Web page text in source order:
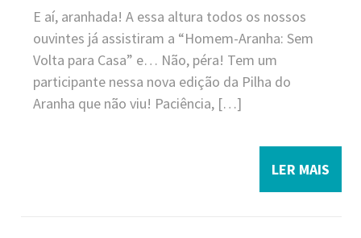
E aí, aranhada! A essa altura todos os nossos
ouvintes já assistiram a “Homem-Aranha: Sem
Volta para Casa” e… Não, péra! Tem um
participante nessa nova edição da Pilha do
Aranha que não viu! Paciência, […]
LER MAIS